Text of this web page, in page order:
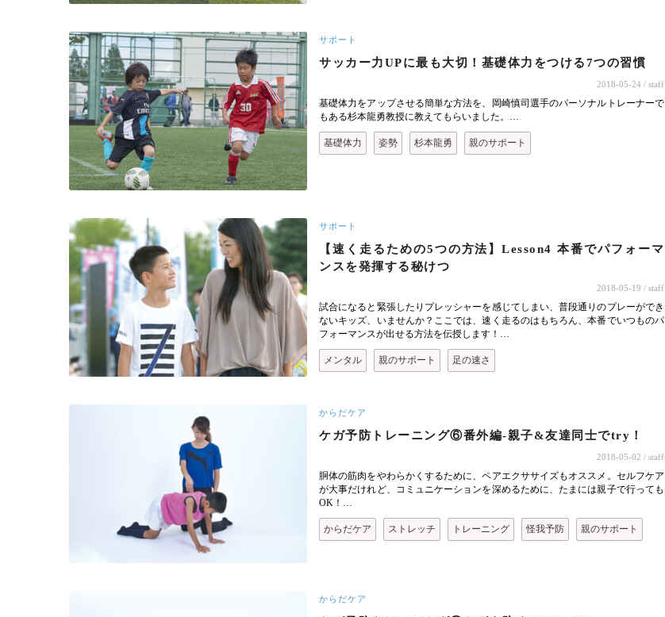
サポート
サッカー力UPに最も大切！基礎体力をつける7つの習慣
2018-05-24 / staff
基礎体力をアップさせる簡単な方法を、岡崎慎司選手のパーソナルトレーナーで
もある杉本龍勇教授に教えてもらいました。…
基礎体力 姿勢 杉本龍勇 親のサポート
サポート
【速く走るための5つの方法】Lesson4 本番でパフォーマ
ンスを発揮する秘けつ
2018-05-19 / staff
試合になると緊張したりプレッシャーを感じてしまい、普段通りのプレーができ
ないキッズ、いませんか？ここでは、速く走るのはもちろん、本番でいつものパ
フォーマンスが出せる方法を伝授します！…
メンタル 親のサポート 足の速さ
からだケア
ケガ予防トレーニング⑥番外編-親子&友達同士でtry！
2018-05-02 / staff
胴体の筋肉をやわらかくするために、ペアエクササイズもオススメ。セルフケア
が大事だけれど、コミュニケーションを深めるために、たまには親子で行っても
OK！…
からだケア ストレッチ トレーニング 怪我予防 親のサポート
からだケア